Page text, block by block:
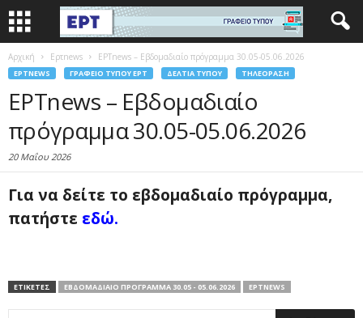
Αρχική Eρτnews ΕΡΤnews – Εβδομαδιαίο πρόγραμμα 30.05-05.06.2026
EΡΤNEWS ΓΡΑΦΕΊΟ ΤΎΠΟΥ ΕΡΤ ΔΕΛΤΊΑ ΤΎΠΟΥ ΤΗΛΕΌΡΑΣΗ
ΕΡΤnews – Εβδομαδιαίο
πρόγραμμα 30.05-05.06.2026
20 Μαΐου 2026
Για να δείτε το εβδομαδιαίο πρόγραμμα,
πατήστε εδώ.
ΕΤΙΚΕΤΕΣ ΕΒΔΟΜΑΔΙΑΊΟ ΠΡΌΓΡΑΜΜΑ 30.05 - 05.06.2026 ΕΡΤNEWS